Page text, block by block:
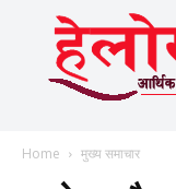
Home मुख्य समाचार